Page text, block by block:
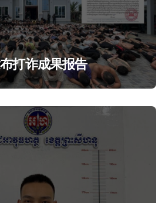
打诈成果报告